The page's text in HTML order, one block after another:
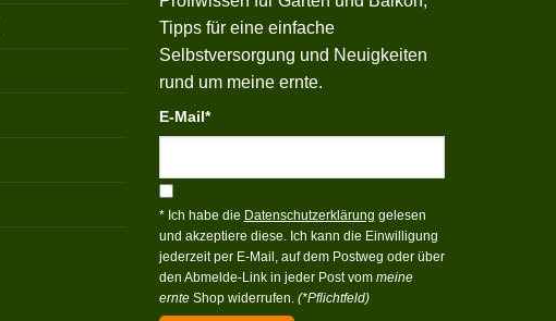
Tipps für eine einfache
Selbstversorgung und Neuigkeiten
rund um meine ernte.
E-Mail*
* Ich habe die Datenschutzerklärung gelesen
und akzeptiere diese. Ich kann die Einwilligung
jederzeit per E-Mail, auf dem Postweg oder über
den Abmelde-Link in jeder Post vom meine
ernteShop widerrufen. (*Pflichtfeld)